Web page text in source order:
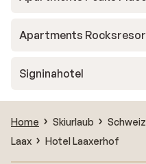
Apartments
Signinahotel
Home Skiurlaub Schweiz
Laax
Hotel Laaxerhof